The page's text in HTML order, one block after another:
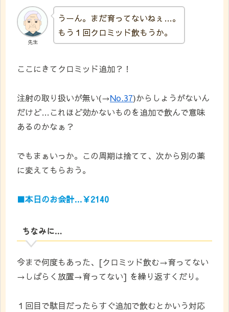
先生
うーん。まだ育ってないねぇ…。
もう１回クロミッド飲もうか。
ここにきてクロミッド追加？！
注射の取り扱いが無い(→No.37)からしょうがないん
だけど…これほど効かないものを追加で飲んで意味
あるのかなぁ？
でもまぁいっか。この周期は捨てて、次から別の薬
に変えてもらおう。
■本日のお会計…￥2140
ちなみに…
今まで何度もあった、[クロミッド飲む→育ってない
→しばらく放置→育ってない] を繰り返すくだり。
１回目で駄目だったらすぐ追加で飲むとかいう対応